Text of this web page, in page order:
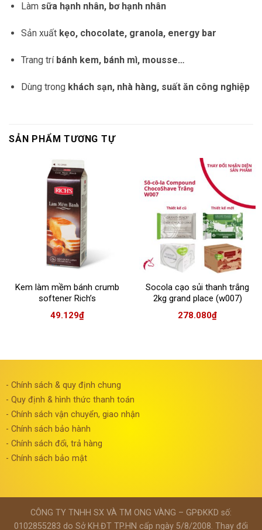
Làm sữa hạnh nhân, bơ hạnh nhân
Sản xuất kẹo, chocolate, granola, energy bar
Trang trí bánh kem, bánh mì, mousse…
Dùng trong khách sạn, nhà hàng, suất ăn công nghiệp
SẢN PHẨM TƯƠNG TỰ
Kem làm mềm bánh crumb
softener Rich’s
49.129₫
Socola cạo sủi thanh trắng
2kg grand place (w007)
278.080₫
- Chính sách & quy định chung
- Quy định & hình thức thanh toán
- Chính sách vận chuyển, giao nhận
- Chính sách bảo hành
- Chính sách đổi, trả hàng
- Chính sách bảo mật
CÔNG TY TNHH SX VÀ TM ONG VÀNG – GPĐKKD số:
0102855283 do Sở KH.ĐT TP.HN cấp ngày 5/8/2008. Thay đổi